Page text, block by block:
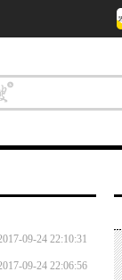
09-24 22:10:31
09-24 22:06:56